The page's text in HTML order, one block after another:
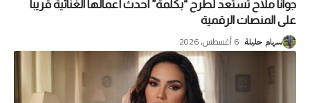
جوانا ملاح تستعد لطرح “بكلمة” أحدث أعمالها الغنائية قريبا
على المنصات الرقمية
سهام حليلة 6 أغسطس، 2026